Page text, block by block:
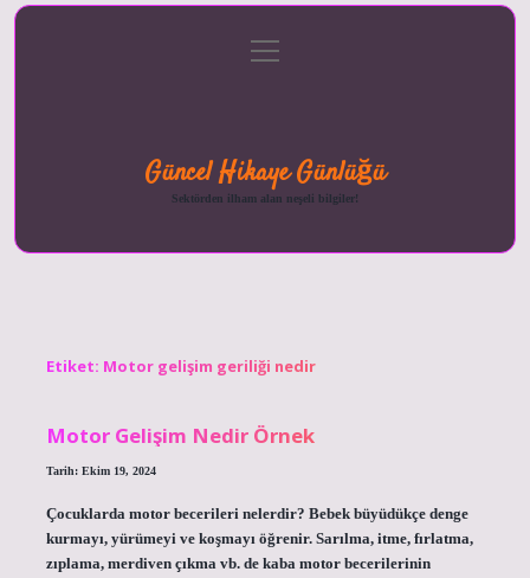
menüyü
aç
Güncel Hikaye Günlüğü
Sektörden ilham alan neşeli bilgiler!
Etiket: Motor gelişim geriliği nedir
Motor Gelişim Nedir Örnek
Tarih: Ekim 19, 2024
Çocuklarda motor becerileri nelerdir? Bebek büyüdükçe denge
kurmayı, yürümeyi ve koşmayı öğrenir. Sarılma, itme, fırlatma,
zıplama, merdiven çıkma vb. de kaba motor becerilerinin